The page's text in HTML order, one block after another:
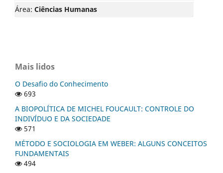
Área: Ciências Humanas
Mais lidos
O Desafio do Conhecimento
693
A BIOPOLÍTICA DE MICHEL FOUCAULT: CONTROLE DO
INDIVÍDUO E DA SOCIEDADE
571
MÉTODO E SOCIOLOGIA EM WEBER: ALGUNS CONCEITOS
FUNDAMENTAIS
494